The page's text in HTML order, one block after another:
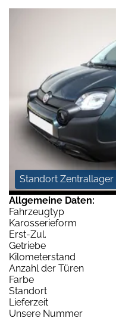
Standort Zentrallager
Allgemeine Daten:
Fahrzeugtyp
Karosserieform
Erst-Zul.
Getriebe
Kilometerstand
Anzahl der Türen
Farbe
Standort
Lieferzeit
Unsere Nummer